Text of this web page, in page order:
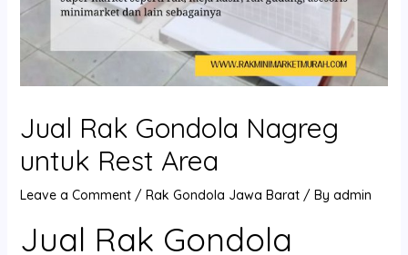
Jual Rak Gondola Nagreg
untuk Rest Area
Leave a Comment / Rak Gondola Jawa Barat/ By admin
Jual Rak Gondola